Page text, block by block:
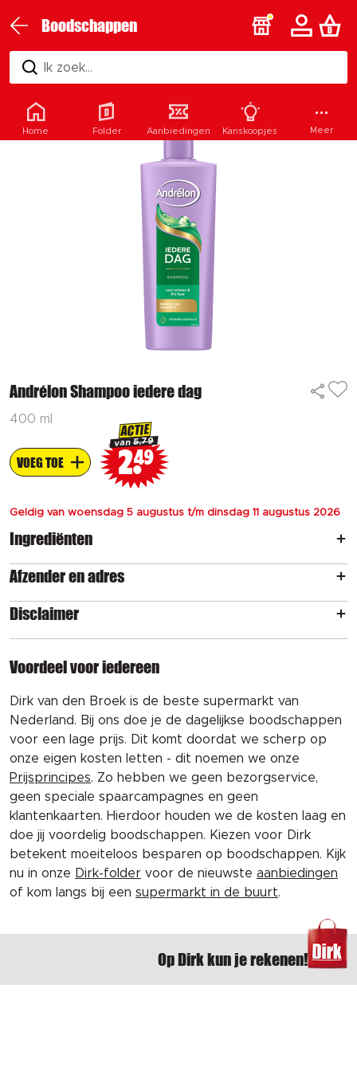
Boodschappen
Ik zoek...
Andrélon Shampoo iedere dag
400 ml
VOEG TOE
ACTIE
van5.79
249
Geldig van woensdag 5 augustus t/m dinsdag 11 augustus 2026
Ingrediënten
Afzender en adres
Disclaimer
Voordeel voor iedereen
Dirk van den Broek is de beste supermarkt van
Nederland. Bij ons doe je de dagelijkse boodschappen
voor een lage prijs. Dit komt doordat we scherp op
onze eigen kosten letten - dit noemen we onze
Prijsprincipes. Zo hebben we geen bezorgservice,
geen speciale spaarcampagnes en geen
klantenkaarten. Hierdoor houden we de kosten laag en
doe jij voordelig boodschappen. Kiezen voor Dirk
betekent moeiteloos besparen op boodschappen. Kijk
nu in onze Dirk-folder voor de nieuwste aanbiedingen
of kom langs bij een supermarkt in de buurt.
Op Dirk kun je rekenen!
Home Folder Aanbiedingen Kanskoopjes Meer